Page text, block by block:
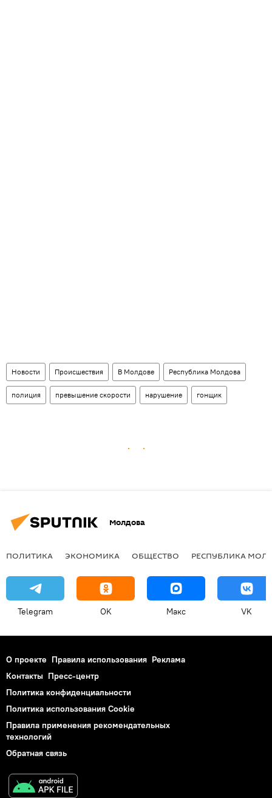
Новости Происшествия В Молдове Республика Молдова
полиция превышение скорости нарушение гонщик
Молдова
ПОЛИТИКА ЭКОНОМИКА ОБЩЕСТВО РЕСПУБЛИКА
Telegram OK Макс VK
О проекте Правила использования Реклама
Контакты Пресс-центр
Политика конфиденциальности
Политика использования Cookie
Правила применения рекомендательных
технологий
Обратная связь